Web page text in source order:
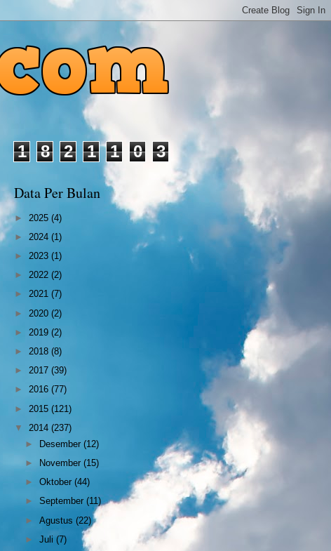
1 8 2 1 1 0 3
Data Per Bulan
► 2025 (4)
► 2024 (1)
► 2023 (1)
► 2022 (2)
► 2021 (7)
► 2020 (2)
► 2019 (2)
► 2018 (8)
► 2017 (39)
► 2016 (77)
► 2015 (121)
▼ 2014 (237)
► Desember(12)
►
November(15)
►Oktober(44)
►September(11)
►Agustus(22)
►Juli(7)